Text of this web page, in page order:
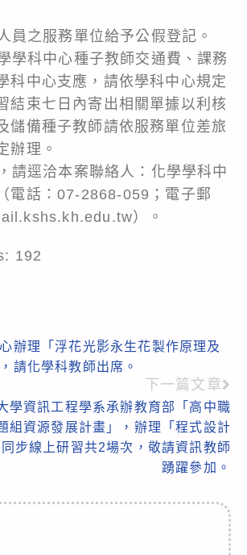
員之服務單位給予公假登記。
學科中心種子教師交通費、課務
科中心支應，請依學科中心規定
結束七日內寄出相關單據以利核
儲備種子教師請依服務單位差旅
辦理。
請逕洽本案聯絡人：化學學科中
電話：07-2868-059；電子郵
）。
192
辦理「浮花光影永生花製作原理及
請化學科教師出席。
下一篇文章
學資訊工程學系承辦教育部「高中職
組資源發展計畫」，辦理「程式設計
步線上研習共2場次，敬請資訊教師
踴躍參加。